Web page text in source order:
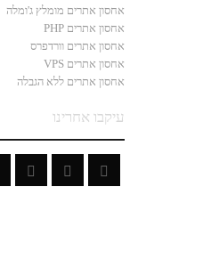
אחסון אתרים מומלץ ג'ומלה
אחסון אתרים PHP
אחסון אתרים וורדפרס
אחסון אתרים VPS
אחסון אתרים ללא הגבלה
עיקבו אחרינו